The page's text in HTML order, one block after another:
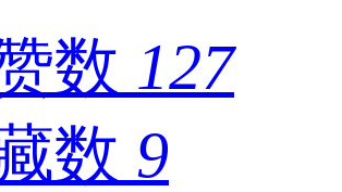
127
9